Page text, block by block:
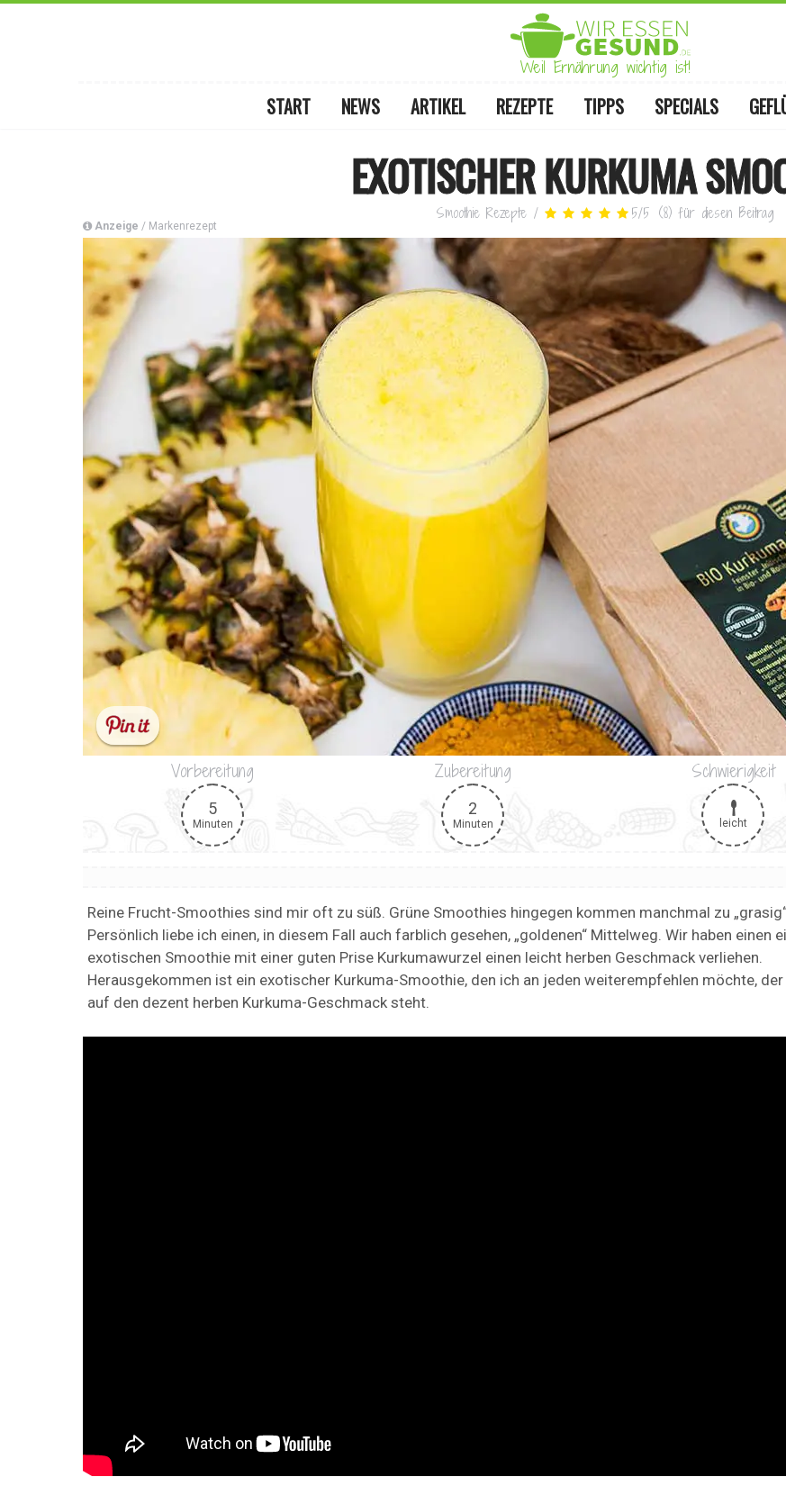
Weil Ernährung wichtig ist!
START NEWS ARTIKEL REZEPTE TIPPS SPECIALS
EXOTISCHER KURKUMA
Smoothie Rezepte / 5/5 (8) für diesen Beitrag
Anzeige / Markenrezept
Vorbereitung
5
Minuten
Zubereitung
2
Minuten
Schwierigkeit
leicht
Reine Frucht-Smoothies sind mir oft zu süß. Grüne Smoothies hingegen kommen manchmal zu
Persönlich liebe ich einen, in diesem Fall auch farblich gesehen, „goldenen“ Mittelweg. Wir haben einen
exotischen Smoothie mit einer guten Prise Kurkumawurzel einen leicht herben Geschmack verliehen.
Herausgekommen ist ein exotischer Kurkuma-Smoothie, den ich an jeden weiterempfehlen möchte,
auf den dezent herben Kurkuma-Geschmack steht.